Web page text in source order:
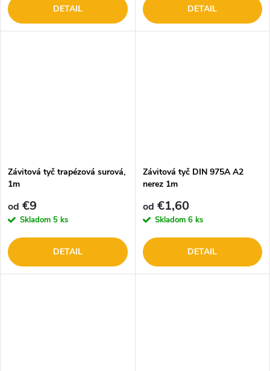
DETAIL DETAIL
Závitová tyč trapézová surová,
1m
od €9
Skladom 5 ks
DETAIL
Závitová tyč DIN 975A A2
nerez 1m
od €1,60
Skladom 6 ks
DETAIL